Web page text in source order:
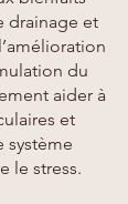
drainage et
du
aider à
et
système
le stress.